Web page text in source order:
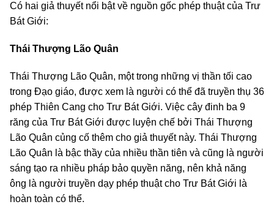
Có hai giả thuyết nổi bật về nguồn gốc phép thuật của Trư
Bát Giới:
Thái Thượng Lão Quân
Thái Thượng Lão Quân, một trong những vị thần tối cao
trong Đạo giáo, được xem là người có thể đã truyền thụ 36
phép Thiên Cang cho Trư Bát Giới. Việc cây đinh ba 9
răng của Trư Bát Giới được luyện chế bởi Thái Thượng
Lão Quân củng cố thêm cho giả thuyết này. Thái Thượng
Lão Quân là bậc thầy của nhiều thần tiên và cũng là người
sáng tạo ra nhiều pháp bảo quyền năng, nên khả năng
ông là người truyền dạy phép thuật cho Trư Bát Giới là
hoàn toàn có thể.